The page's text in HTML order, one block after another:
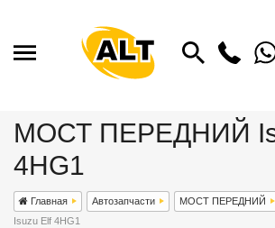
МОСТ ПЕРЕДНИЙ
4HG1
Главная Автозапчасти МОСТ ПЕРЕДНИЙ
Isuzu Elf 4HG1